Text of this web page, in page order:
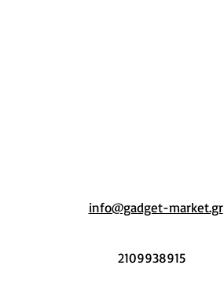
info@gadget-market.gr
2109938915